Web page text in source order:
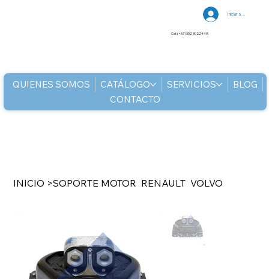
QUIENES SOMOS CATÁLOGO SERVICIOS
BLOG
CONTACTO
Iniciar sesión
Cel: (+57) 302 3022448
INICIO >SOPORTE MOTOR RENAULT VOLVO